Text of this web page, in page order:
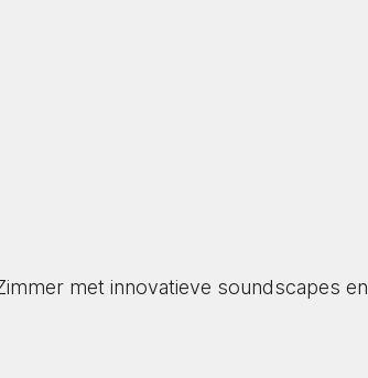
met innovatieve soundscapes en